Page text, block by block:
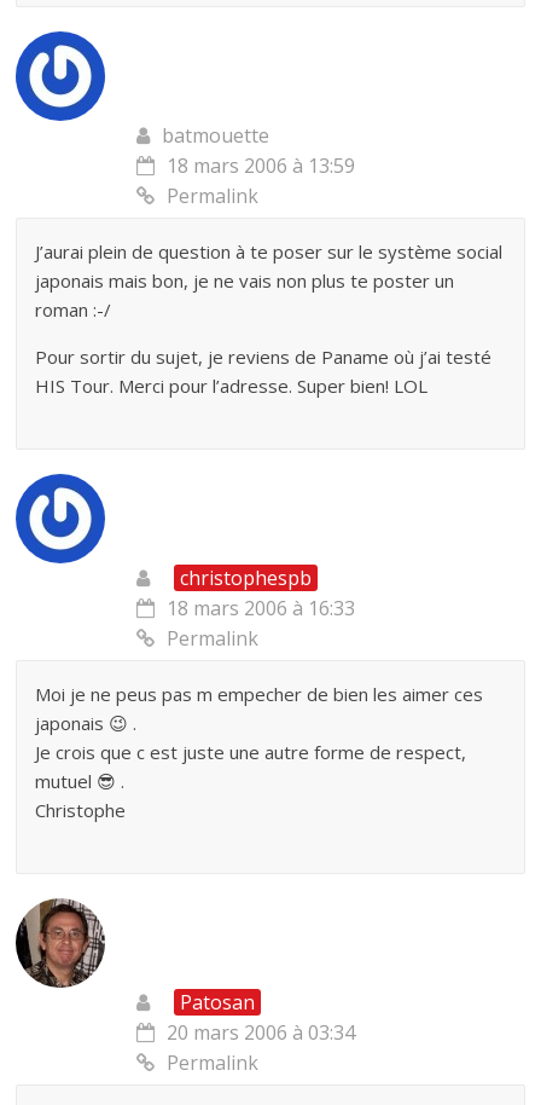
batmouette
18 mars 2006 à 13:59
Permalink
J’aurai plein de question à te poser sur le système social
japonais mais bon, je ne vais non plus te poster un
roman :-/
Pour sortir du sujet, je reviens de Paname où j’ai testé
HIS Tour. Merci pour l’adresse. Super bien! LOL
christophespb
18 mars 2006 à 16:33
Permalink
Moi je ne peus pas m empecher de bien les aimer ces
japonais 😉 .
Je crois que c est juste une autre forme de respect,
mutuel 😎 .
Christophe
Patosan
20 mars 2006 à 03:34
Permalink